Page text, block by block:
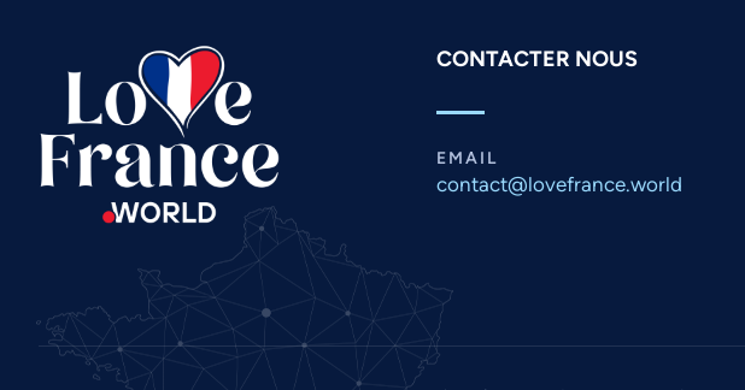
CONTACTER NOUS
EMAIL
contact@lovefrance.world